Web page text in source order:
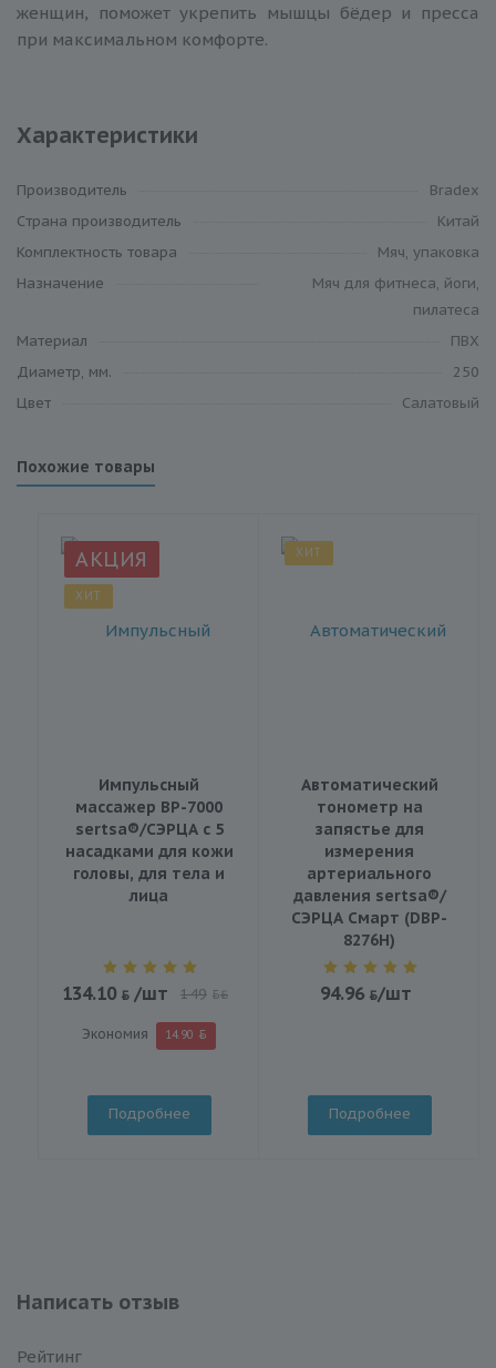
женщин, поможет укрепить мышцы бёдер и пресса
при максимальном комфорте.
Характеристики
Производитель
Bradex
Cтрана производитель
Китай
Комплектность товара
Мяч, упаковка
Назначение
Мяч для фитнеса, йоги,
пилатеса
Материал
ПВХ
Диаметр, мм.
250
Цвет
Салатовый
Похожие товары
АКЦИЯ
ХИТ
Импульсный
массажер BP-7000
sertsa®/СЭРЦА с 5
насадками для кожи
головы, для тела и
лица
134.10 /шт 149 BYN
Экономия 14.90
Подробнее
ХИТ
Автоматический
тонометр на
запястье для
измерения
артериального
давления sertsa®/
СЭРЦА Смарт (DBP-
8276H)
94.96 /шт
Подробнее
Написать отзыв
Рейтинг